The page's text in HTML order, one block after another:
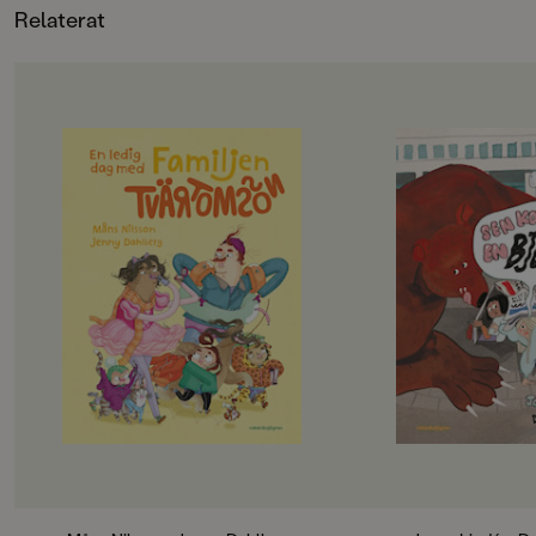
0.197
Relaterat
OM BOKEN
Det här är familjen Tvärtomsson -
en helt vanlig familj som har
kalsongerna utanpå byxorna,
precis som alla andra. Det är helg
och då ska familjen hitta på något
riktigt roligt, bestämmer barnen.
Det blir storstädning! NEEEEJ,
skriker föräldrarna, de vill gå till
badhuset och dinosauriemuseum!
Okej, suckar barnen, men först
måste föräldrarna få på sig skor och
jacka, och det tar en evig tid. På
badhuset måste man springa, så
OM BOKEN
Jempa och jag är
typ. Hennes
Hawaii, och så har
häftiga saker.
lasersvärd och en
Men det passar
alla häftiga saker.
– Det går inte nu,
städat, säger
på landet.
Jempa är också
En dag kommer
gömma oss, och